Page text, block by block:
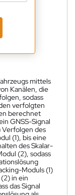
mittels
Kanälen, die
sodass
verfolgten
berechnet
GNSS-Signal
des
(1), bis eine
des Skalar-
(2), sodass
Moduls (1)
in ein
das Signal